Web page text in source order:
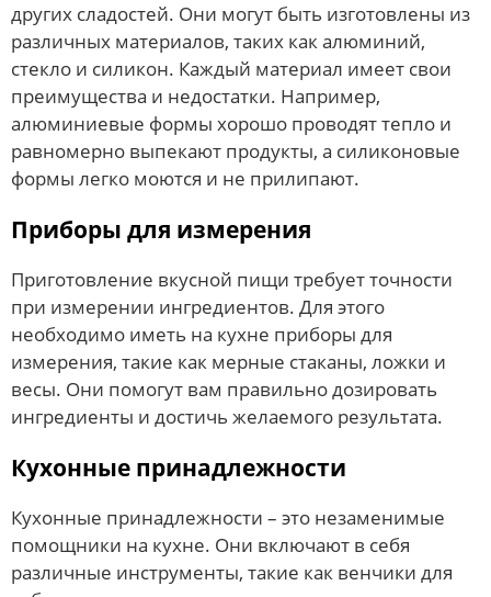
других сладостей. Они могут быть изготовлены из
различных материалов, таких как алюминий,
стекло и силикон. Каждый материал имеет свои
преимущества и недостатки. Например,
алюминиевые формы хорошо проводят тепло и
равномерно выпекают продукты, а силиконовые
формы легко моются и не прилипают.
Приборы для измерения
Приготовление вкусной пищи требует точности
при измерении ингредиентов. Для этого
необходимо иметь на кухне приборы для
измерения, такие как мерные стаканы, ложки и
весы. Они помогут вам правильно дозировать
ингредиенты и достичь желаемого результата.
Кухонные принадлежности
Кухонные принадлежности – это незаменимые
помощники на кухне. Они включают в себя
различные инструменты, такие как венчики для